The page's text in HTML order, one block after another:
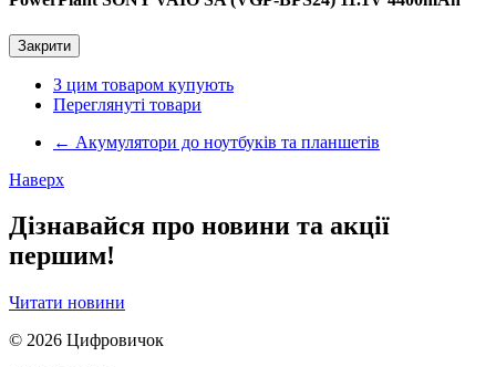
Закрити
З цим товаром купують
Переглянуті товари
← Акумулятори до ноутбуків та планшетів
Наверх
Дізнавайся про новини та акції
першим!
Читати новини
© 2026 Цифровичок